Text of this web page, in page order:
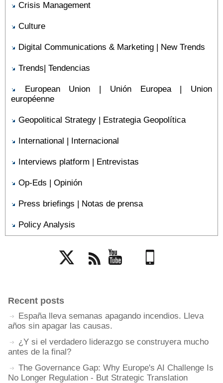
Crisis Management
Culture
Digital Communications & Marketing | New Trends
Trends| Tendencias
European Union | Unión Europea | Union
européenne
Geopolitical Strategy | Estrategia Geopolítica
International | Internacional
Interviews platform | Entrevistas
Op-Eds | Opinión
Press briefings | Notas de prensa
Policy Analysis
Recent posts
España lleva semanas apagando incendios. Lleva
años sin apagar las causas.
¿Y si el verdadero liderazgo se construyera mucho
antes de la final?
The Governance Gap: Why Europe's AI Challenge Is
No Longer Regulation - But Strategic Translation